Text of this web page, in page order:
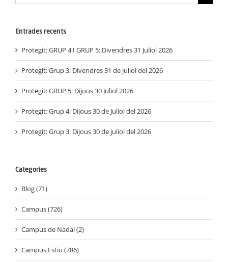
…
Entrades recents
Protegit: GRUP 4 I GRUP 5: Divendres 31 Juliol 2026
Protegit: Grup 3: Divendres 31 de juliol del 2026
Protegit: GRUP 5: Dijous 30 Juliol 2026
Protegit: Grup 4: Dijous 30 de Juliol del 2026
Protegit: Grup 3: Dijous 30 de juliol del 2026
Categories
Blog (71)
Campus (726)
Campus de Nadal (2)
Campus Estiu (786)